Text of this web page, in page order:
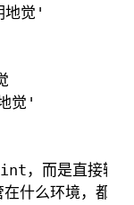
觉'
觉'
，而是直接输
在什么环境，